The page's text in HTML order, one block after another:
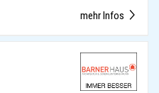
mehr Infos